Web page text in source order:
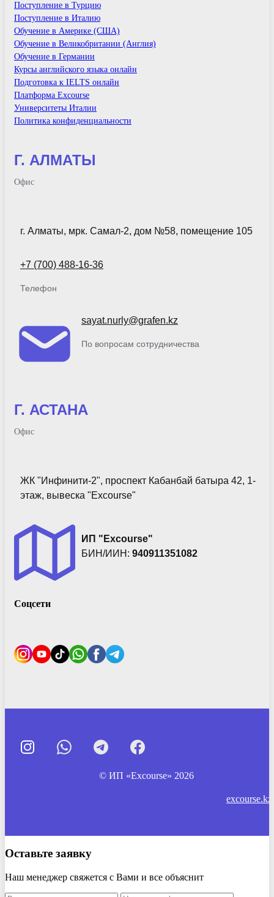
Поступление в Турцию
Поступление в Италию
Обучение в Америке (США)
Обучение в Великобритании (Англия)
Обучение в Германии
Курсы английского языка онлайн
Подготовка к IELTS онлайн
Платформа Excourse
Университеты Италии
Политика конфиденциальности
Г. АЛМАТЫ
Офис
г. Алматы, мрк. Самал-2, дом №58, помещение 105
+7 (700) 488-16-36
Телефон
sayat.nurly@grafen.kz
По вопросам сотрудничества
Г. АСТАНА
Офис
ЖК "Инфинити-2", проспект Кабанбай батыра 42, 1-
этаж, вывеска "Excourse"
ИП "Excourse"
БИН/ИИН: 940911351082
Соцсети
© ИП «Excourse» 2026
excourse.kz
Оставьте заявку
Наш менеджер свяжется с Вами и все объяснит